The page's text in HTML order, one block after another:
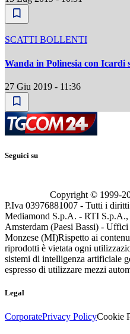
SCATTI BOLLENTI
Wanda in Polinesia con Icardi
27 Giu 2019 - 11:36
Seguici su
Copyright © 1999-
P.Iva 03976881007 - Tutti i
Mediamond S.p.A. - RTI S.p.A.,
Amsterdam (Paesi Bassi) -
Monzese (MI)Rispetto ai
riprodotti è vietata ogni
sistemi di intelligenza artificiale
espresso di utilizzare mezzi
Legal
CorporatePrivacy PolicyCookie